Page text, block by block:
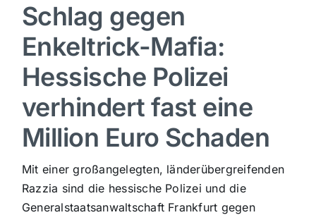
Politik
Wirtschaft
Sport
Panorama
Schlag gegen
Enkeltrick-Mafia:
Hessische Polizei
verhindert fast eine
Million Euro Schaden
Mit einer großangelegten, länderübergreifenden
Razzia sind die hessische Polizei und die
Generalstaatsanwaltschaft Frankfurt gegen